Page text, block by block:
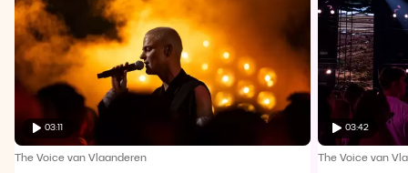
03:11
The Voice van Vlaanderen
03:42
The Voice van